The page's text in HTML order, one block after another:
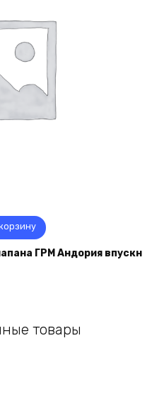
ГРМ Андория впускн
товары